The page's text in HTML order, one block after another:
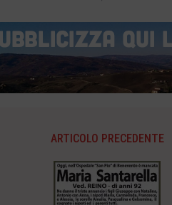
ARTICOLO PRECEDENTE